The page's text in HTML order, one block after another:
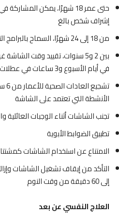
من نحن
البرامج
السياسات
About us
Services
Programs
حتى عمر 18 شهرًا، يمكن
إشراف شخص بالغ
من 18 إلى 24 شهرًا، السماح بالبرامج التعليمية تحت إشراف الكبار
بين 2 و5 سنوات، تقييد وقت
في أيام الأسبوع و3 ساعات في عطلات نهاية الأسبوع
الأنشطة التي تعتمد على الشاشة
تجنب الشاشات أثناء الوجبات العائلية
تطبيق الضوابط الأبوية
الامتناع عن استخدام الشاشات
إلى 60 دقيقة من وقت النوم
العلاج النفسي عن بعد